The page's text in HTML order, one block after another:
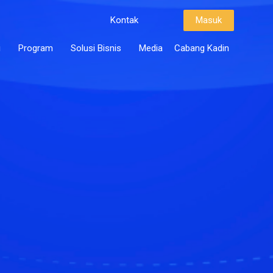
Kontak Masuk
Program Solusi Bisnis Media Cabang Kadin